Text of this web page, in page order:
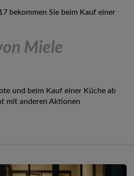
bekommen Sie beim Kauf einer
Miele
und beim Kauf einer Küche ab
mit anderen Aktionen